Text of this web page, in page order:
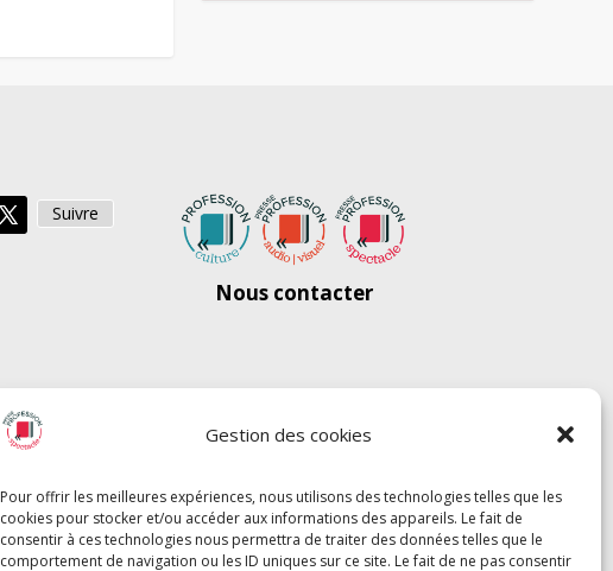
Gestion des cookies
Pour offrir les meilleures expériences, nous utilisons des technologies telles que les
cookies pour stocker et/ou accéder aux informations des appareils. Le fait de
consentir à ces technologies nous permettra de traiter des données telles que le
comportement de navigation ou les ID uniques sur ce site. Le fait de ne pas consentir
Suivre
Nous contacter